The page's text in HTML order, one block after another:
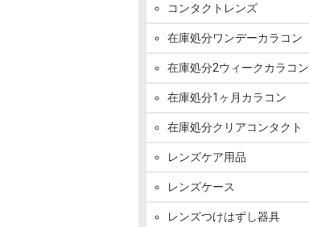
コンタクトレンズ
在庫処分ワンデーカラコン
在庫処分2ウィークカラコン
在庫処分1ヶ月カラコン
在庫処分クリアコンタクト
レンズケア用品
レンズケース
レンズつけはずし器具